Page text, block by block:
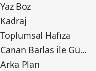
Yaz Boz
Kadraj
Toplumsal Hafıza
Canan Barlas ile Gündem
Arka Plan